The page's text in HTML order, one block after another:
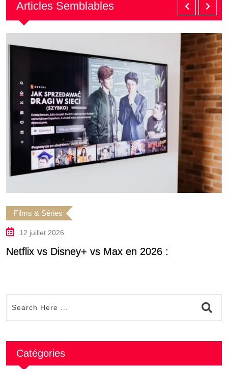
Articles Semblables
Films & Séries
12 juillet 2026
Netflix vs Disney+ vs Max en 2026 :
Catégories